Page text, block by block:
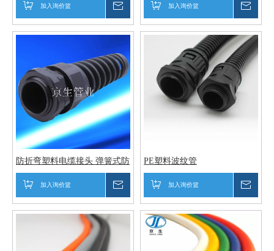
通快插接头
加入询价篮 加入询价篮
防折弯塑料电缆接头 弹簧式防
水电缆锁头 旋转式塑料电缆固
定头
加入询价篮
PE塑料波纹管
加入询价篮